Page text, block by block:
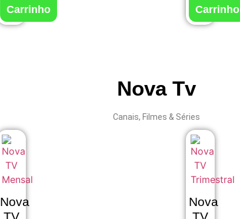
Carrinho
Carrinho
Nova Tv
Canais, Filmes & Séries
Nova
Nova